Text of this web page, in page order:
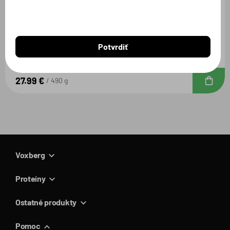
BCAA
Citrónový ľadový čaj / 490g
27.99 € 490 g
Voxberg
Proteíny
Ostatné produkty
Pomoc
Potvrdiť